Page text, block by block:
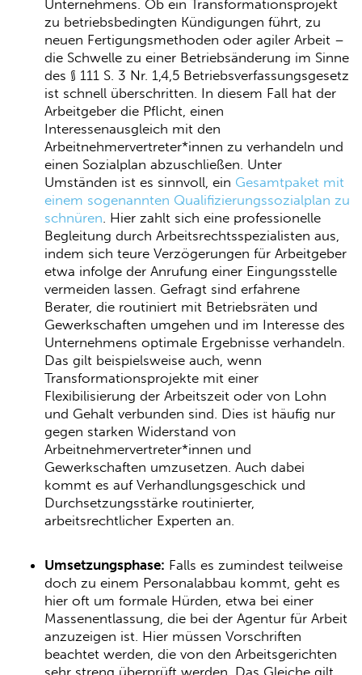
Unternehmens. Ob ein Transformationsprojekt
zu betriebsbedingten Kündigungen führt, zu
neuen Fertigungsmethoden oder agiler Arbeit –
die Schwelle zu einer Betriebsänderung im Sinne
des § 111 S. 3 Nr. 1,4,5 Betriebsverfassungsgesetz
ist schnell überschritten. In diesem Fall hat der
Arbeitgeber die Pflicht, einen
Interessenausgleich mit den
Arbeitnehmervertreter*innen zu verhandeln und
einen Sozialplan abzuschließen. Unter
Umständen ist es sinnvoll, ein Gesamtpaket mit
einem sogenannten Qualifizierungssozialplan zu
schnüren . Hier zahlt sich eine professionelle
Begleitung durch Arbeitsrechtsspezialisten aus,
indem sich teure Verzögerungen für Arbeitgeber
etwa infolge der Anrufung einer Eingungsstelle
vermeiden lassen. Gefragt sind erfahrene
Berater, die routiniert mit Betriebsräten und
Gewerkschaften umgehen und im Interesse des
Unternehmens optimale Ergebnisse verhandeln.
Das gilt beispielsweise auch, wenn
Transformationsprojekte mit einer
Flexibilisierung der Arbeitszeit oder von Lohn
und Gehalt verbunden sind. Dies ist häufig nur
gegen starken Widerstand von
Arbeitnehmervertreter*innen und
Gewerkschaften umzusetzen. Auch dabei
kommt es auf Verhandlungsgeschick und
Durchsetzungsstärke routinierter,
arbeitsrechtlicher Experten an.
Umsetzungsphase: Falls es zumindest teilweise
doch zu einem Personalabbau kommt, geht es
hier oft um formale Hürden, etwa bei einer
Massenentlassung, die bei der Agentur für Arbeit
anzuzeigen ist. Hier müssen Vorschriften
beachtet werden, die von den Arbeitsgerichten